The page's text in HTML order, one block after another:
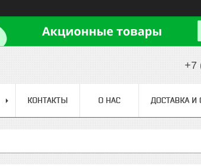
+7
КОНТАКТЫ О НАС ДОСТАВКА И